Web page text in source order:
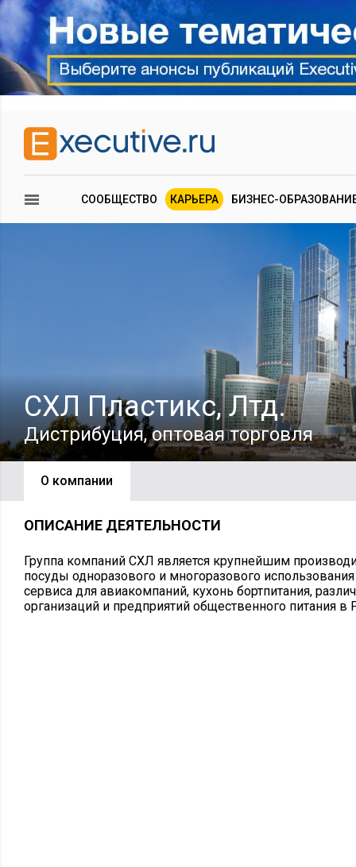
СООБЩЕСТВО КАРЬЕРА БИЗНЕС-
СХЛ Пластикс, Лтд.
Дистрибуция, оптовая торговля
О компании
ОПИСАНИЕ ДЕЯТЕЛЬНОСТИ
Группа компаний СХЛ является крупнейшим
посуды одноразового и многоразового
сервиса для авиакомпаний, кухонь бортпитания,
организаций и предприятий общественного питания в